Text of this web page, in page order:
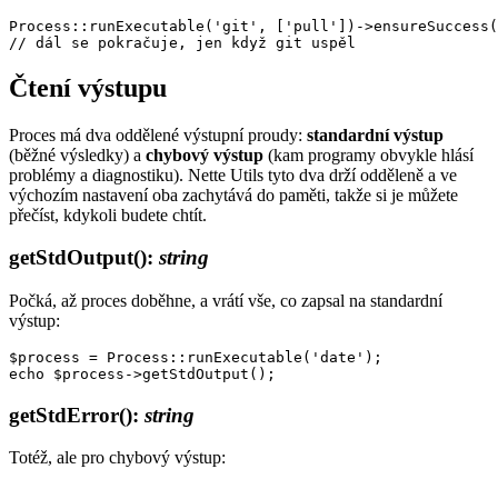
Process::runExecutable('git', ['pull'])-
Čtení výstupu
Proces má dva oddělené výstupní proudy: standardní výstup
(běžné výsledky) a chybový výstup (kam programy obvykle hlásí
problémy a diagnostiku). Nette Utils tyto dva drží odděleně a ve
výchozím nastavení oba zachytává do paměti, takže si je můžete
přečíst, kdykoli budete chtít.
getStdOutput(): string
Počká, až proces doběhne, a vrátí vše, co zapsal na standardní
výstup:
$process = Process::runExecutable('date');
getStdError(): string
Totéž, ale pro chybový výstup: